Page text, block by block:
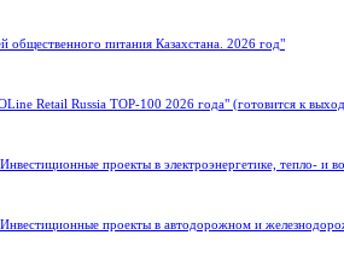
общественного питания Казахстана. 2026 год"
Retail Russia ТOP-100 2026 года" (готовится к
проекты в электроэнергетике, тепло-
проекты в автодорожном и